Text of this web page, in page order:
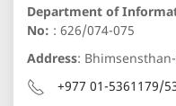
Department of
No: : 626/074-075
Address:
+977 01-5361179/